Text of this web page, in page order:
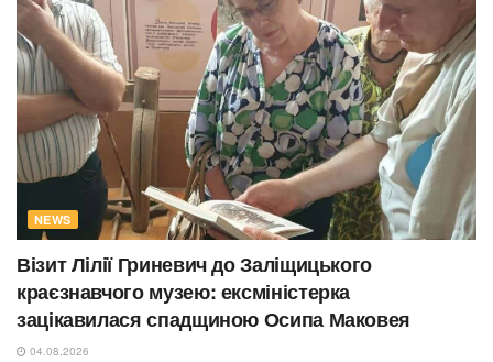
NEWS
Візит Лілії Гриневич до Заліщицького
краєзнавчого музею: ексміністерка
зацікавилася спадщиною Осипа Маковея
04.08.2026